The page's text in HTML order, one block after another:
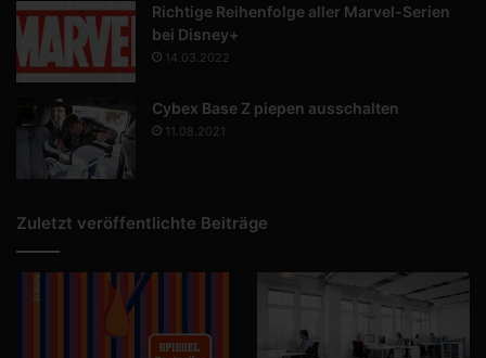
Richtige Reihenfolge aller Marvel-Serien
bei Disney+
14.03.2022
Cybex Base Z piepen ausschalten
11.08.2021
Zuletzt veröffentlichte Beiträge